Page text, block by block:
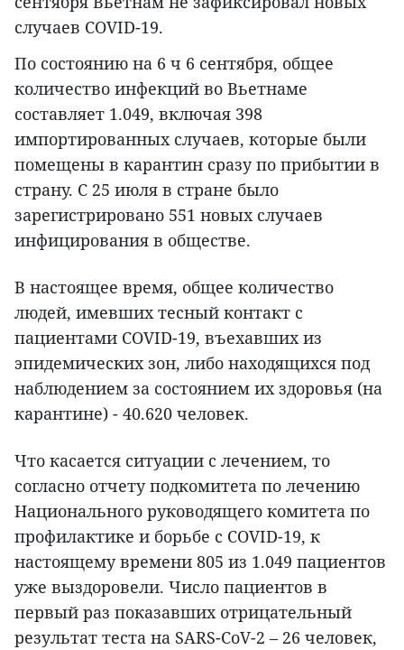
случаев COVID-19.
По состоянию на 6 ч 6 сентября, общее
количество инфекций во Вьетнаме
составляет 1.049, включая 398
импортированных случаев, которые были
помещены в карантин сразу по прибытии в
страну. С 25 июля в стране было
зарегистрировано 551 новых случаев
инфицирования в обществе.
В настоящее время, общее количество
людей, имевших тесный контакт с
пациентами COVID-19, въехавших из
эпидемических зон, либо находящихся под
наблюдением за состоянием их здоровья (на
карантине) - 40.620 человек.
Что касается ситуации с лечением, то
согласно отчету подкомитета по лечению
Национального руководящего комитета по
профилактике и борьбе с COVID-19, к
настоящему времени 805 из 1.049 пациентов
уже выздоровели. Число пациентов в
первый раз показавших отрицательный
результат теста на SARS-CoV-2 – 26 человек,